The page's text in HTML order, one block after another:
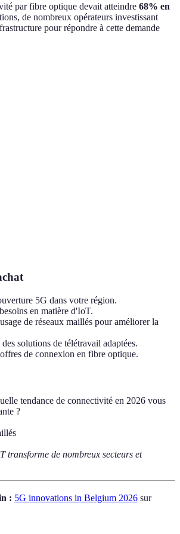
par fibre optique devait atteindre 68% en
de nombreux opérateurs investissant
pour répondre à cette demande
5G dans votre région.
en matière d'IoT.
de réseaux maillés pour améliorer la
solutions de télétravail adaptées.
de connexion en fibre optique.
tendance de connectivité en 2026 vous
?
transforme de nombreux secteurs et
: 5G innovations in Belgium 2026 sur